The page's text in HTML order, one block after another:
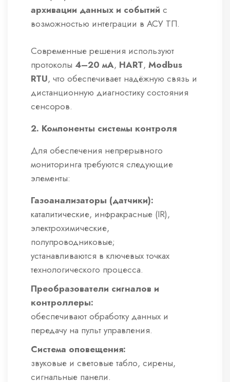
архивации данных и событий с
возможностью интеграции в АСУ ТП.
Современные решения используют
протоколы 4–20 мА, HART, Modbus
RTU, что обеспечивает надёжную связь и
дистанционную диагностику состояния
сенсоров.
2. Компоненты системы контроля
Для обеспечения непрерывного
мониторинга требуются следующие
элементы:
Газоанализаторы (датчики):
каталитические, инфракрасные (IR),
электрохимические,
полупроводниковые;
устанавливаются в ключевых точках
технологического процесса.
Преобразователи сигналов и
контроллеры:
обеспечивают обработку данных и
передачу на пульт управления.
Система оповещения:
звуковые и световые табло, сирены,
сигнальные панели.